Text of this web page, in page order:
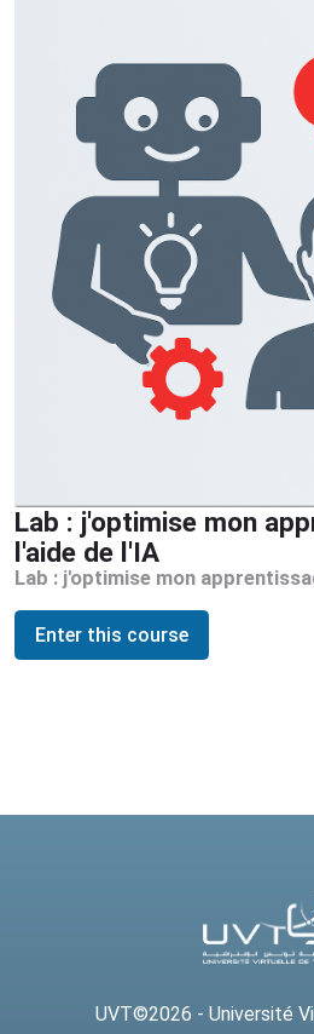
Lab : j'optimise mon
l'aide de l'IA
Lab : j'optimise mon
Enter this course
UVT©2026 - Université